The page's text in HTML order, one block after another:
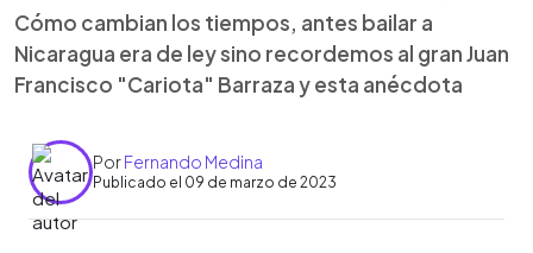
Cómo cambian los tiempos, antes bailar a
Nicaragua era de ley sino recordemos al gran Juan
Francisco "Cariota" Barraza y esta anécdota
PorFernando Medina
Publicado el 09 de marzo de 2023